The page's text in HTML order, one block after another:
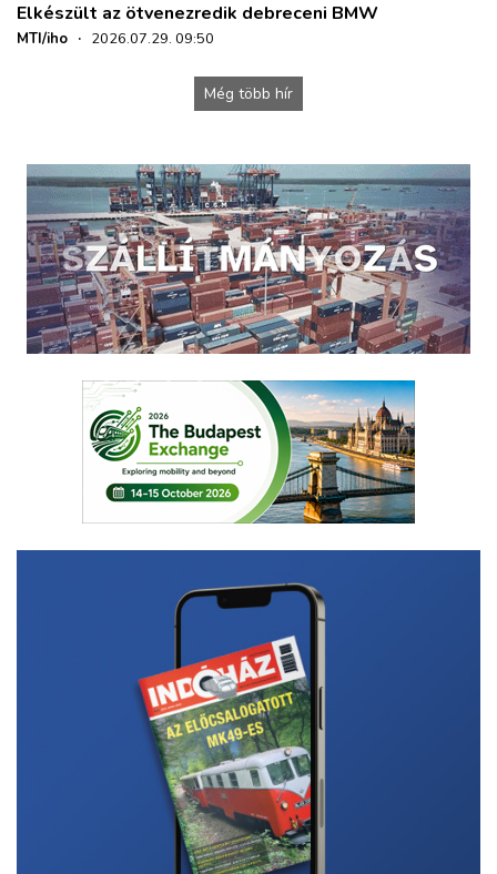
Elkészült az ötvenezredik debreceni BMW
MTI/iho · 2026.07.29. 09:50
Még több hír